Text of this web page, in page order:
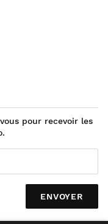
pour recevoir les
ENVOYER